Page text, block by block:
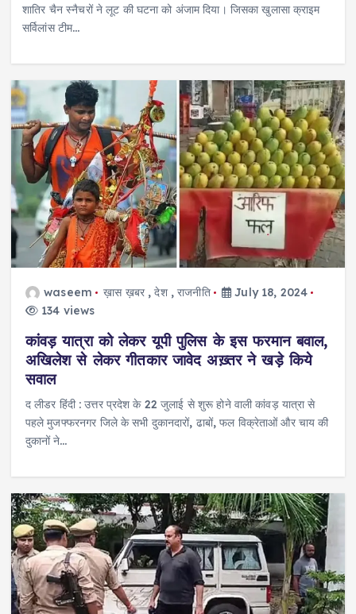
शातिर चैन स्नैचरों ने लूट की घटना को अंजाम दिया। जिसका खुलासा क्राइम
सर्विलांस टीम…
waseem ख़ास ख़बर ,देश,राजनीति
July 18, 2024
134 views
कांवड़ यात्रा को लेकर यूपी पुलिस के इस फरमान बवाल,
अखिलेश से लेकर गीतकार जावेद अख़्तर ने खड़े किये
सवाल
द लीडर हिंदी : उत्तर प्रदेश के 22 जुलाई से शुरू होने वाली कांवड़ यात्रा से
पहले मुजफ्फरनगर जिले के सभी दुकानदारों, ढाबों, फल विक्रेताओं और चाय की
दुकानों ने…